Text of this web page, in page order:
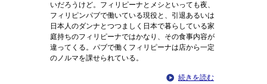
いだろうけど。フィリピーナとメシといっても夜、
フィリピンパブで働いている現役と、引退あるいは
日本人のダンナとつつましく日本で暮らしている家
庭持ちのフィリピーナではかなり、その食事内容が
違ってくる。パブで働くフィリピーナは店から一定
のノルマを課せられている。
続きを読む